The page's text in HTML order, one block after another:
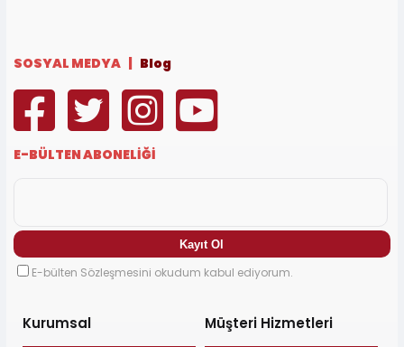
SOSYAL MEDYA | Blog
E-BÜLTEN ABONELİĞİ
E-bülten Sözleşmesini okudum kabul ediyorum.
Kurumsal Müşteri Hizmetleri